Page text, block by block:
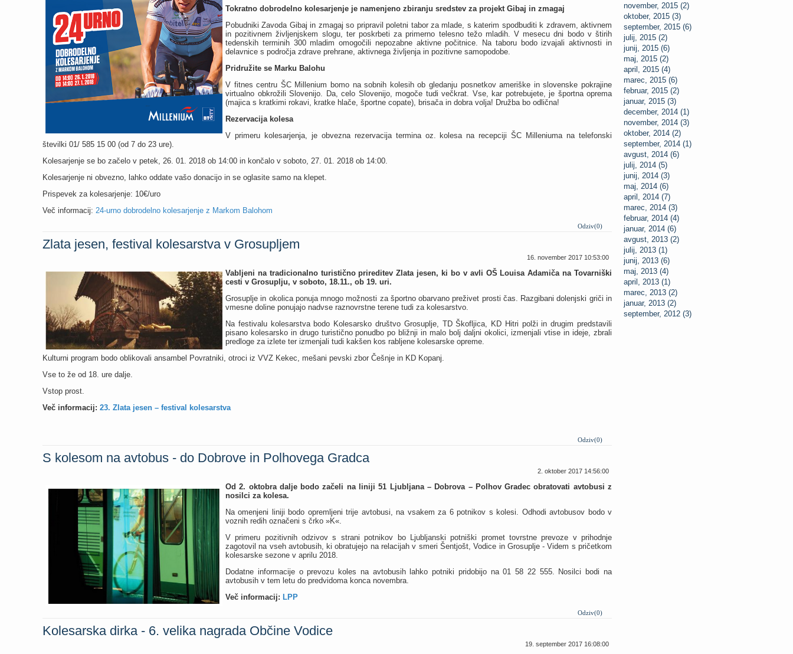
november, 2015 (2)
oktober, 2015 (3)
september, 2015 (6)
julij, 2015 (2)
junij, 2015 (6)
maj, 2015 (2)
april, 2015 (4)
marec, 2015 (6)
februar, 2015 (2)
januar, 2015 (3)
december, 2014 (1)
november, 2014 (3)
oktober, 2014 (2)
september, 2014 (1)
avgust, 2014 (6)
julij, 2014 (5)
junij, 2014 (3)
maj, 2014 (6)
april, 2014 (7)
marec, 2014 (3)
februar, 2014 (4)
januar, 2014 (6)
avgust, 2013 (2)
julij, 2013 (1)
junij, 2013 (6)
maj, 2013 (4)
april, 2013 (1)
marec, 2013 (2)
januar, 2013 (2)
september, 2012 (3)
Tokratno dobrodelno kolesarjenje je namenjeno zbiranju sredstev za projekt Gibaj in zmagaj
Pobudniki Zavoda Gibaj in zmagaj so pripravil poletni tabor za mlade, s katerim spodbuditi k zdravem, aktivnem
in pozitivnem življenjskem slogu, ter poskrbeti za primerno telesno težo mladih. V mesecu dni bodo v štirih
tedenskih terminih 300 mladim omogočili nepozabne aktivne počitnice. Na taboru bodo izvajali aktivnosti in
delavnice s področja zdrave prehrane, aktivnega življenja in pozitivne samopodobe.
Pridružite se Marku Balohu
V fitnes centru ŠC Millenium bomo na sobnih kolesih ob gledanju posnetkov ameriške in slovenske pokrajine
virtualno obkrožili Slovenijo. Da, celo Slovenijo, mogoče tudi večkrat. Vse, kar potrebujete, je športna oprema
(majica s kratkimi rokavi, kratke hlače, športne copate), brisača in dobra volja! Družba bo odlična!
Rezervacija kolesa
V primeru kolesarjenja, je obvezna rezervacija termina oz. kolesa na recepciji ŠC Milleniuma na telefonski
številki 01/ 585 15 00 (od 7 do 23 ure).
Kolesarjenje se bo začelo v petek, 26. 01. 2018 ob 14:00 in končalo v soboto, 27. 01. 2018 ob 14:00.
Kolesarjenje ni obvezno, lahko oddate vašo donacijo in se oglasite samo na klepet.
Prispevek za kolesarjenje: 10€/uro
Več informacij: 24-urno dobrodelno kolesarjenje z Markom Balohom
Odziv(0)
Zlata jesen, festival kolesarstva v Grosupljem
16. november 2017 10:53:00
Vabljeni na tradicionalno turistično prireditev Zlata jesen, ki bo v avli OŠ Louisa Adamiča na Tovarniški
cesti v Grosuplju, v soboto, 18.11., ob 19. uri.
Grosuplje in okolica ponuja mnogo možnosti za športno obarvano preživet prosti čas. Razgibani dolenjski griči in
vmesne doline ponujajo nadvse raznovrstne terene tudi za kolesarstvo.
Na festivalu kolesarstva bodo Kolesarsko društvo Grosuplje, TD Škofljica, KD Hitri polži in drugim predstavili
pisano kolesarsko in drugo turistično ponudbo po bližnji in malo bolj daljni okolici, izmenjali vtise in ideje, zbrali
predloge za izlete ter izmenjali tudi kakšen kos rabljene kolesarske opreme.
Kulturni program bodo oblikovali ansambel Povratniki, otroci iz VVZ Kekec, mešani pevski zbor Češnje in KD Kopanj.
Vse to že od 18. ure dalje.
Vstop prost.
Več informacij: 23. Zlata jesen – festival kolesarstva
Odziv(0)
S kolesom na avtobus - do Dobrove in Polhovega Gradca
2. oktober 2017 14:56:00
Od 2. oktobra dalje bodo začeli na liniji 51 Ljubljana – Dobrova – Polhov Gradec obratovati avtobusi z
nosilci za kolesa.
Na omenjeni liniji bodo opremljeni trije avtobusi, na vsakem za 6 potnikov s kolesi. Odhodi avtobusov bodo v
voznih redih označeni s črko »K«.
V primeru pozitivnih odzivov s strani potnikov bo Ljubljanski potniški promet tovrstne prevoze v prihodnje
zagotovil na vseh avtobusih, ki obratujejo na relacijah v smeri Šentjošt, Vodice in Grosuplje - Videm s pričetkom
kolesarske sezone v aprilu 2018.
Dodatne informacije o prevozu koles na avtobusih lahko potniki pridobijo na 01 58 22 555. Nosilci bodi na
avtobusih v tem letu do predvidoma konca novembra.
Več informacij: LPP
Odziv(0)
Kolesarska dirka - 6. velika nagrada Občine Vodice
19. september 2017 16:08:00